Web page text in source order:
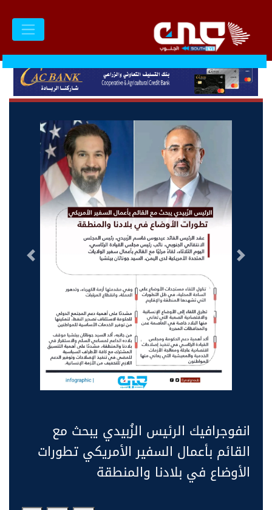
التالى السابق
انفوجرافيك الرئيس الزُبيدي يبحث مع
القائم بأعمال السفير الأمريكي تطورات
الأوضاع في بلادنا والمنطقة